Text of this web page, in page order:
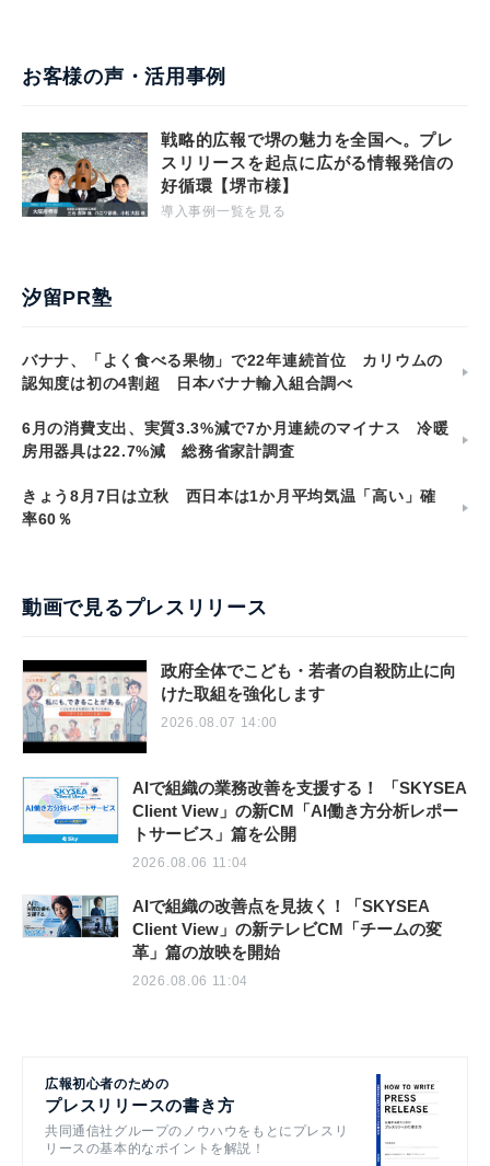
お客様の声・活用事例
戦略的広報で堺の魅力を全国へ。プレ
スリリースを起点に広がる情報発信の
好循環【堺市様】
導入事例一覧を見る
汐留PR塾
バナナ、「よく食べる果物」で22年連続首位 カリウムの
認知度は初の4割超 日本バナナ輸入組合調べ
6月の消費支出、実質3.3%減で7か月連続のマイナス 冷暖
房用器具は22.7%減 総務省家計調査
きょう8月7日は立秋 西日本は1か月平均気温「高い」確
率60％
動画で見るプレスリリース
政府全体でこども・若者の自殺防止に向
けた取組を強化します
2026.08.07 14:00
AIで組織の業務改善を支援する！ 「SKYSEA
Client View」の新CM「AI働き方分析レポー
トサービス」篇を公開
2026.08.06 11:04
AIで組織の改善点を見抜く！「SKYSEA
Client View」の新テレビCM「チームの変
革」篇の放映を開始
2026.08.06 11:04
広報初心者のための
プレスリリースの書き方
共同通信社グループのノウハウをもとにプレスリ
リースの基本的なポイントを解説！